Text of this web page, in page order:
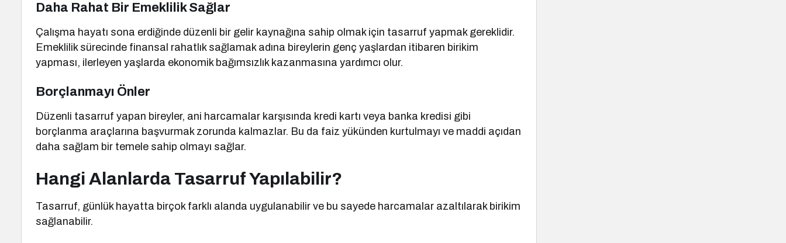
Daha Rahat Bir Emeklilik Sağlar
Çalışma hayatı sona erdiğinde düzenli bir gelir kaynağına sahip olmak için tasarruf yapmak gereklidir.
Emeklilik sürecinde finansal rahatlık sağlamak adına bireylerin genç yaşlardan itibaren birikim
yapması, ilerleyen yaşlarda ekonomik bağımsızlık kazanmasına yardımcı olur.
Borçlanmayı Önler
Düzenli tasarruf yapan bireyler, ani harcamalar karşısında kredi kartı veya banka kredisi gibi
borçlanma araçlarına başvurmak zorunda kalmazlar. Bu da faiz yükünden kurtulmayı ve maddi açıdan
daha sağlam bir temele sahip olmayı sağlar.
Hangi Alanlarda Tasarruf Yapılabilir?
Tasarruf, günlük hayatta birçok farklı alanda uygulanabilir ve bu sayede harcamalar azaltılarak birikim
sağlanabilir.